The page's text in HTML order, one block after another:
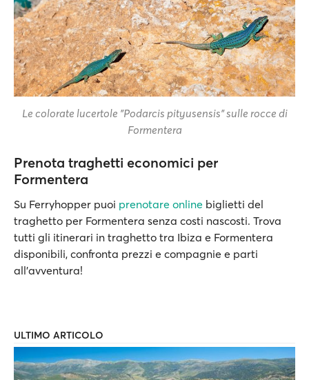
Le colorate lucertole "Podarcis pityusensis" sulle rocce di
Formentera
Prenota traghetti economici per
Formentera
Su Ferryhopper puoi prenotare online biglietti del
traghetto per Formentera senza costi nascosti. Trova
tutti gli itinerari in traghetto tra Ibiza e Formentera
disponibili, confronta prezzi e compagnie e parti
all'avventura!
ULTIMO ARTICOLO